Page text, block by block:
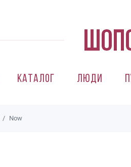
Каталог Люди
Now